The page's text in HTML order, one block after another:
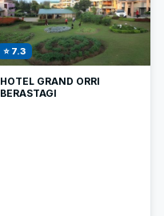
⭐ 7.3
HOTEL GRAND ORRI
BERASTAGI